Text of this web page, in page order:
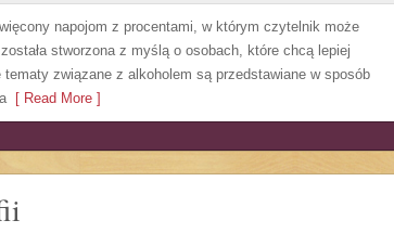
napojom z procentami, w którym czytelnik może
stworzona z myślą o osobach, które chcą lepiej
związane z alkoholem są przedstawiane w sposób
[ Read More ]